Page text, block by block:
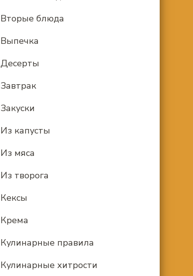
Вторые блюда
Выпечка
Десерты
Завтрак
Закуски
Из капусты
Из мяса
Из творога
Кексы
Крема
Кулинарные правила
Кулинарные хитрости